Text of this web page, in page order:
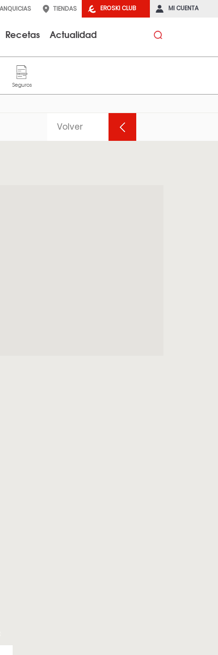
EROSKI CLUB MI CUENTA
TIENDAS
Recetas Actualidad
Volver